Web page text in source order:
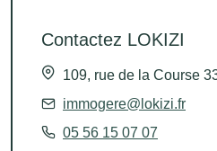
Contactez LOKIZI
109, rue de la Course
immogere@lokizi.fr
05 56 15 07 07